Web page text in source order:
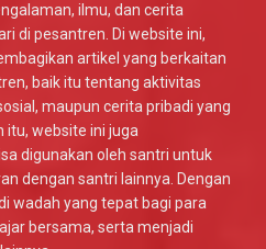
ilmu, dan cerita
di pesantren. Di website ini,
artikel yang berkaitan
baik itu tentang aktivitas
maupun cerita pribadi yang
itu, website ini juga
digunakan oleh santri untuk
dengan santri lainnya. Dengan
wadah yang tepat bagi para
bersama, serta menjadi